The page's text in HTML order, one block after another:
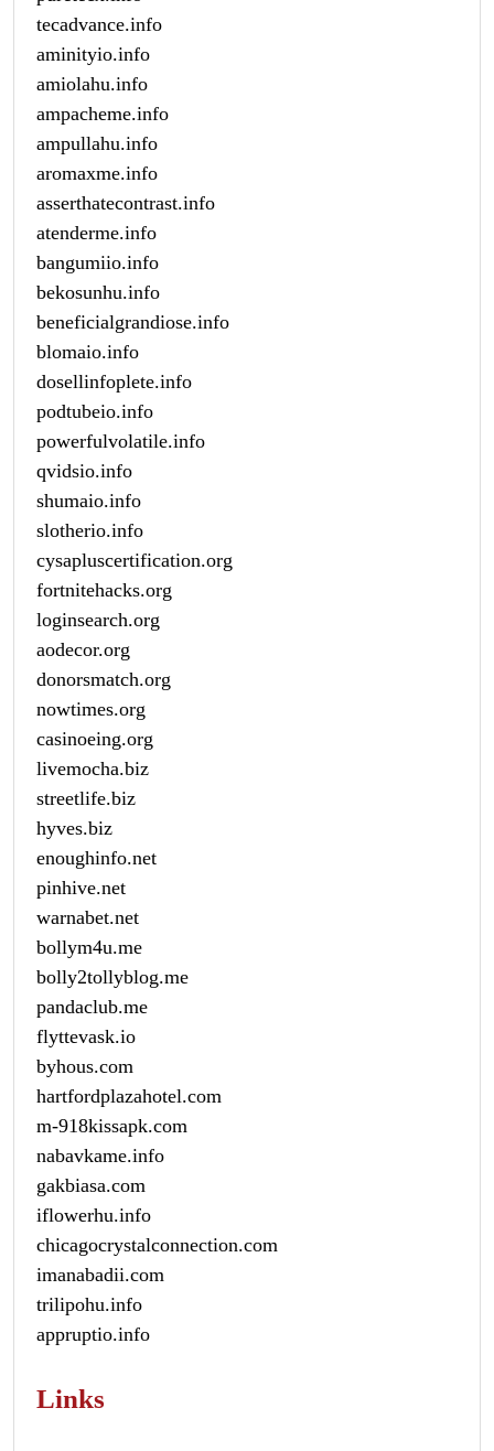
tecadvance.info
aminityio.info
amiolahu.info
ampacheme.info
ampullahu.info
aromaxme.info
asserthatecontrast.info
atenderme.info
bangumiio.info
bekosunhu.info
beneficialgrandiose.info
blomaio.info
dosellinfoplete.info
podtubeio.info
powerfulvolatile.info
qvidsio.info
shumaio.info
slotherio.info
cysapluscertification.org
fortnitehacks.org
loginsearch.org
aodecor.org
donorsmatch.org
nowtimes.org
casinoeing.org
livemocha.biz
streetlife.biz
hyves.biz
enoughinfo.net
pinhive.net
warnabet.net
bollym4u.me
bolly2tollyblog.me
pandaclub.me
flyttevask.io
byhous.com
hartfordplazahotel.com
m-918kissapk.com
nabavkame.info
gakbiasa.com
iflowerhu.info
chicagocrystalconnection.com
imanabadii.com
trilipohu.info
appruptio.info
Links